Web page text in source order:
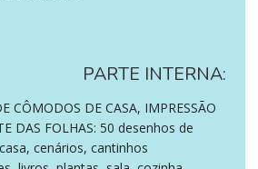
PARTE INTERNA:
CÔMODOS DE CASA, IMPRESSÃO
DAS FOLHAS: 50 desenhos de
cenários, cantinhos